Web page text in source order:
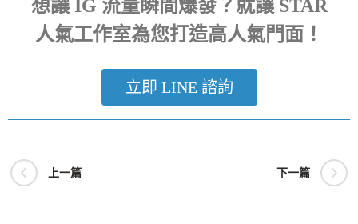
想讓 IG 流量瞬間爆發？就讓 STAR
人氣工作室為您打造高人氣門面！
立即 LINE 諮詢
上一篇 下一篇